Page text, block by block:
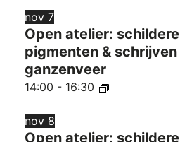
nov 7
Open atelier:
pigmenten &
ganzenveer
14:00 - 16:30
nov 8
Open atelier: